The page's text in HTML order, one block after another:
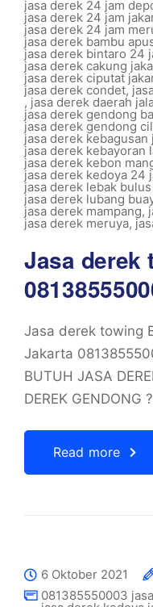
jasa derek 24 jam
jasa derek 24 jam
jasa derek 24 jam
jasa derek bambu
jasa derek bintaro 24
jasa derek cakung
jasa derek ciputat
jasa derek condet,
, jasa derek daerah
jasa derek gendong
jasa derek gendong
jasa derek kebagusan
jasa derek kebayoran
jasa derek kebon
jasa derek kedoya 24
jasa derek lebak
jasa derek lubang
jasa derek mampang,
jasa derek meruya,
Jasa derek
Jasa derek towing
Jakarta
BUTUH JASA
DEREK GENDONG
Read more
6 Oktober 2021
081385550003